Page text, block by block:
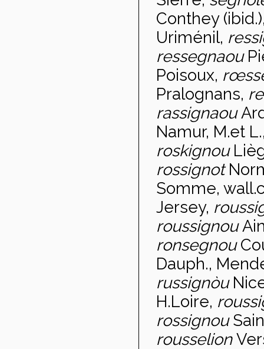
Conthey
Uriménil,
ressegnaou
Poisoux, r
Pralognans,
rassignaou
Namur, M.et
roskignou
rossignot
Somme,
Jersey,
roussignou
ronsegnou
Dauph.,
russignòu
H.Loire,
rossignou
rousselion